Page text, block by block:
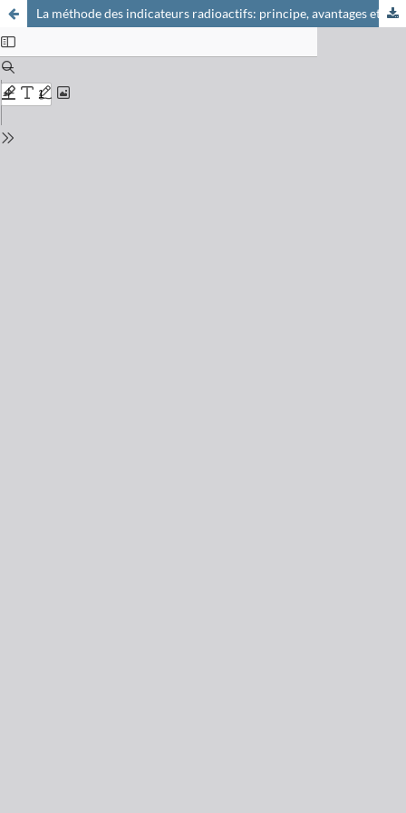
La méthode des indicateurs radioactifs: principe, avantages et limites